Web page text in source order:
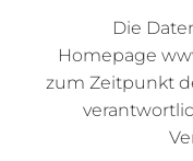
Die
Homepage
zum Zeitpunkt